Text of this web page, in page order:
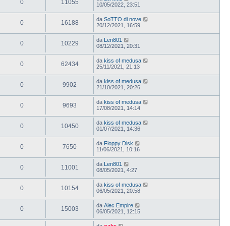
0 11055
10/05/2022, 23:51
0 16188 da SoTTO di nove
20/12/2021, 16:59
0 10229 da Len801
08/12/2021, 20:31
0 62434 da kiss of medusa
25/11/2021, 21:13
0 9902 da kiss of medusa
21/10/2021, 20:26
0 9693 da kiss of medusa
17/08/2021, 14:14
0 10450 da kiss of medusa
01/07/2021, 14:36
0 7650 da Floppy Disk
11/06/2021, 10:16
0 11001 da Len801
08/05/2021, 4:27
0 10154 da kiss of medusa
06/05/2021, 20:58
0 15003 da Alec Empire
06/05/2021, 12:15